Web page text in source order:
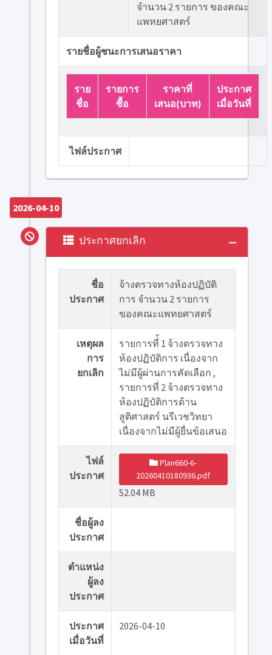
จำนวน 2 รายการ ของคณะ
แพทยศาสตร์
รายชื่อผู้ชนะการเสนอราคา
ราย
ชื่อ
รายการ
ซื้อ
ราคาที่
เสนอ(บาท)
ประกาศ
เมื่อวันที่
ไฟล์ประกาศ
2026-04-10
ประกาศยกเลิก
ชื่อ
ประกาศ
จ้างตรวจทางห้องปฏิบัติ
การ จำนวน 2 รายการ
ของคณะแพทยศาสตร์
เหตุผล
การ
ยกเลิก
รายการที่้ 1 จ้างตรวจทาง
ห้องปฏิบัติการ เนื่องจาก
ไม่มีผู้ผ่านการคัดเลือก ,
รายการที่ 2 จ้างตรวจทาง
ห้องปฏิบัติการด้าน
สูติศาสตร์ นรีเวชวิทยา
เนื่องจากไม่มีผู้ยื่นข้อเสนอ
ไฟล์
ประกาศ
Plan660-6-
20260410180936.pdf
52.04 MB
ชื่อผู้ลง
ประกาศ
ตำแหน่ง
ผู้ลง
ประกาศ
ประกาศ
เมื่อวันที่
2026-04-10